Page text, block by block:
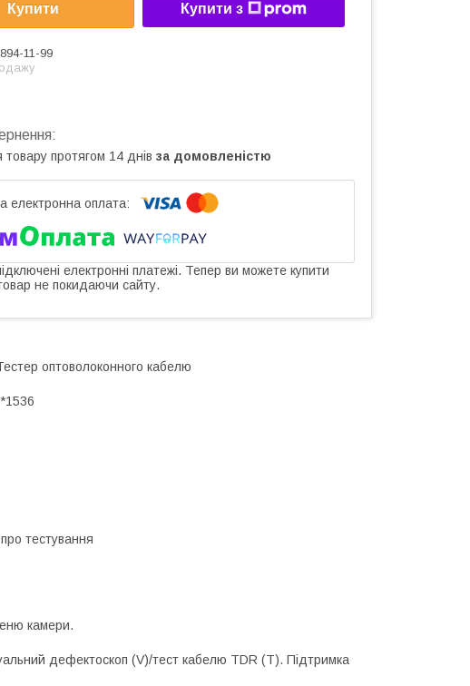
Купити Купити з
11-99
товару протягом 14 днів за домовленістю
електронні платежі. Тепер ви можете купити
не покидаючи сайту.
оптоволоконного кабелю
тестування
камери.
дефектоскоп (V)/тест кабелю TDR (T). Підтримка